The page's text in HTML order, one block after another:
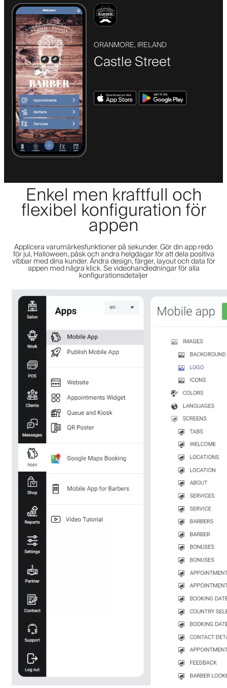
ORANMORE, IRELAND
Castle Street
Enkel men kraftfull och
flexibel konfiguration för
appen
Applicera varumärkesfunktioner på sekunder. Gör din app redo
för jul, Halloween, påsk och andra helgdagar för att dela positiva
vibbar med dina kunder. Ändra design, färger, layout och data för
appen med några klick. Se videohandledningar för alla
konfigurationsdetaljer